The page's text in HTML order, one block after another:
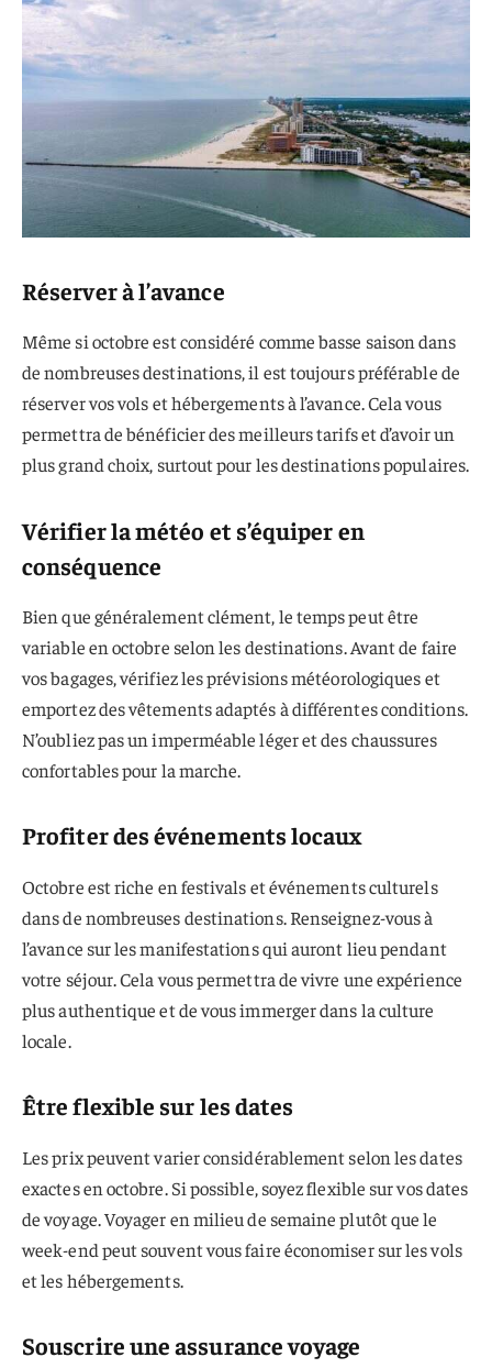
Réserver à l’avance
Même si octobre est considéré comme basse saison dans
de nombreuses destinations, il est toujours préférable de
réserver vos vols et hébergements à l’avance. Cela vous
permettra de bénéficier des meilleurs tarifs et d’avoir un
plus grand choix, surtout pour les destinations populaires.
Vérifier la météo et s’équiper en
conséquence
Bien que généralement clément, le temps peut être
variable en octobre selon les destinations. Avant de faire
vos bagages, vérifiez les prévisions météorologiques et
emportez des vêtements adaptés à différentes conditions.
N’oubliez pas un imperméable léger et des chaussures
confortables pour la marche.
Profiter des événements locaux
Octobre est riche en festivals et événements culturels
dans de nombreuses destinations. Renseignez-vous à
l’avance sur les manifestations qui auront lieu pendant
votre séjour. Cela vous permettra de vivre une expérience
plus authentique et de vous immerger dans la culture
locale.
Être flexible sur les dates
Les prix peuvent varier considérablement selon les dates
exactes en octobre. Si possible, soyez flexible sur vos dates
de voyage. Voyager en milieu de semaine plutôt que le
week-end peut souvent vous faire économiser sur les vols
et les hébergements.
Souscrire une assurance voyage